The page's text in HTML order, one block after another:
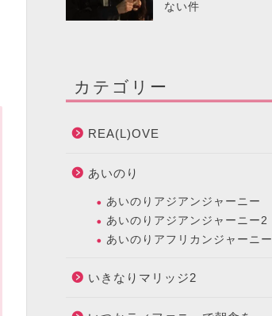
ない件
カテゴリー
REA(L)OVE
あいのり
あいのりアジアンジャーニー
あいのりアジアンジャーニー2
あいのりアフリカンジャーニー
いきなりマリッジ2